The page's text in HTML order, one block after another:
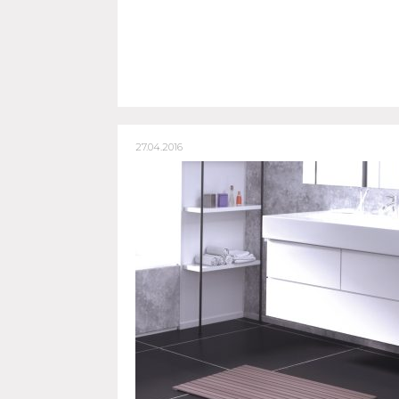
27.04.2016